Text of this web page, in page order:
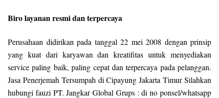
Biro layanan resmi dan terpercaya
Perusahaan didirikan pada tanggal 22 mei 2008 dengan prinsip
yang kuat dari karyawan dan kreatifitas untuk menyediakan
service paling baik, paling cepat dan terpercaya pada pelanggan.
Jasa Penerjemah Tersumpah di Cipayung Jakarta Timur Silahkan
hubungi fauzi PT. Jangkar Global Grups : di no ponsel/whatsapp